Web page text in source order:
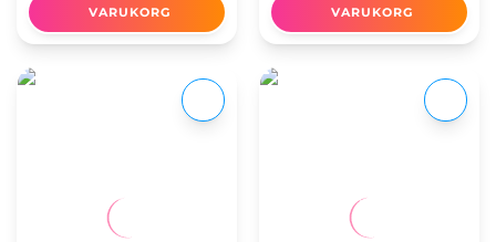
VARUKORG VARUKORG